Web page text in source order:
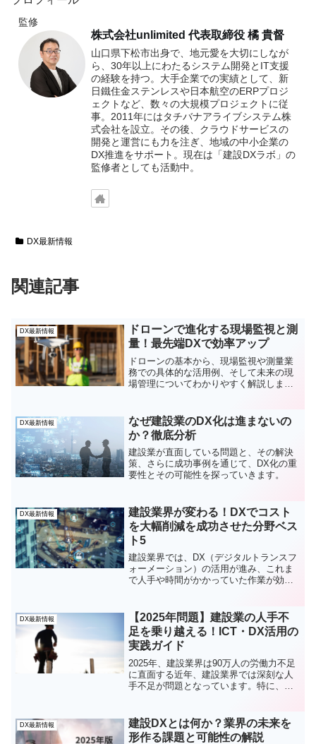
監修
株式会社unlimited 代表取締役 橘 貴督
山口県下松市出身で、地元愛を大切にしなが
ら、30年以上にわたるシステム開発とIT支援
の経験を持つ。大手企業での実績として、新
日鐵住金ステンレスや日本航空のERPプロジ
ェクトなど、数々の大規模プロジェクトに従
事。2011年にはタチバナアライブシステム株
式会社を設立。その後、クラウドサービスの
開発と運営にも力を注ぎ、地域の中小企業の
DX推進をサポート。現在は「建設DXラボ」の
監修者としても活動中。
DX最新情報
関連記事
DX最新情報
ドローンで進化する現場監視と測
量！最先端DXで効率アップ
ドローンの基本から、現場監視や測量業
務での具体的な活用例、そして未来の現
場管理についてわかりやすく解説しま
DX最新情報
なぜ建設業のDX化は進まないの
か？徹底分析
建設業が直面している問題と、その解決
策、さらに成功事例を通じて、DX化の重
要性とその可能性を探っていきます。
DX最新情報
建設業界が変わる！DXでコスト
を大幅削減を成功させた分野ベス
ト5
建設業界では、DX（デジタルトランスフ
ォーメーション）の活用が進み、これま
で人手や時間がかかっていた作業が効率
す。今回は、「DXでコスト削減できた分
野ベスト5」をご紹介します！
DX最新情報
【2025年問題】建設業の人手不
足を乗り越える！ICT・DX活用の
実践ガイド
2025年、建設業界は90万人の労働力不足
に直面する近年、建設業界では深刻な人
手不足が問題となっています。特に、
の危機感が高まっています。この人手不
足が続けば、工...
DX最新情報
建設DXとは何か？業界の未来を
形作る課題と可能性の解説